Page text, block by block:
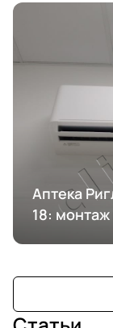
Аптека
18: